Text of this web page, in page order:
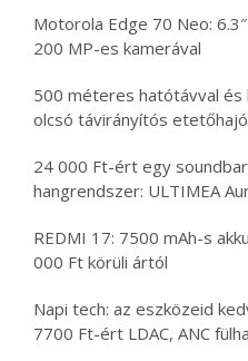
Motorola Edge 70 Neo:
200 MP-es kamerával
500 méteres hatótávval és
olcsó távirányítós
24 000 Ft-ért egy
hangrendszer: ULTIMEA
REDMI 17: 7500 mAh-s
000 Ft körüli ártól
Napi tech: az eszközeid
7700 Ft-ért LDAC, ANC